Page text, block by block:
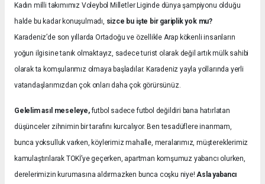
Kadın milli takımımız Voleybol Milletler Liginde dünya şampiyonu olduğu
halde bu kadar konuşulmadı, sizce bu işte bir gariplik yok mu?
Karadeniz’de son yıllarda Ortadoğu ve özellikle Arap kökenli insanların
yoğun ilgisine tanık olmaktayız, sadece turist olarak değil artık mülk sahibi
olarak ta komşularımız olmaya başladılar. Karadeniz yayla yollarında yerli
vatandaşlarımızdan çok onları daha çok görürsünüz.
Gelelim asıl meseleye,futbol sadece futbol değildiri bana hatırlatan
düşünceler zihnimin bir tarafını kurcalıyor. Ben tesadüflere inanmam,
bunca yoksulluk varken, köylerimiz mahalle, meralarımız, müştereklerimiz
kamulaştırılarak TOKİ’ye geçerken, apartman komşumuz yabancı olurken,
derelerimizin kurumasına aldırmazken bunca coşku niye! Asla yabancı